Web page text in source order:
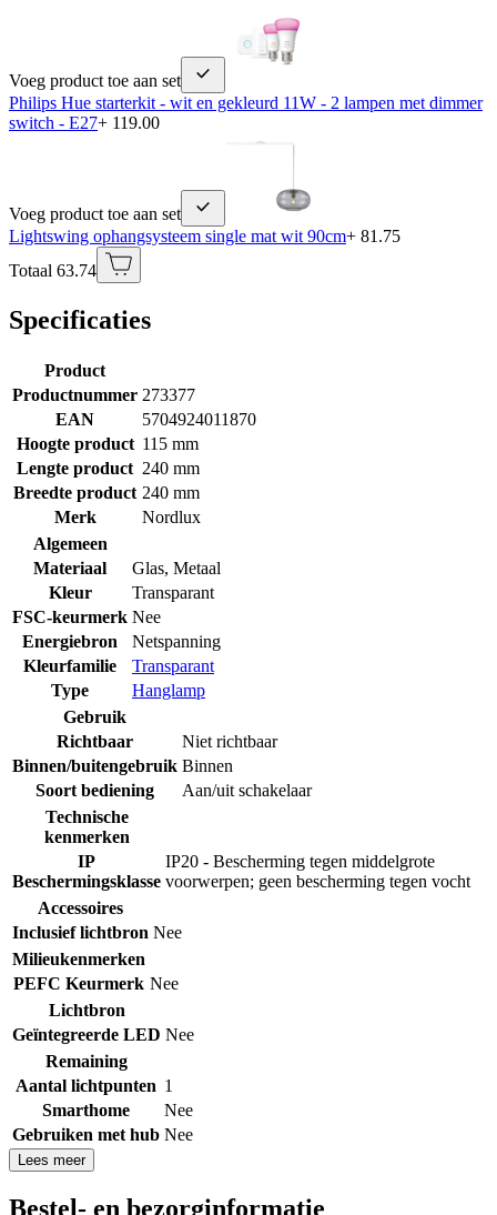
Voeg product toe aan set
Philips Hue starterkit - wit en gekleurd 11W - 2 lampen met dimmer
switch - E27+ 119.00
Voeg product toe aan set
Lightswing ophangsysteem single mat wit 90cm+ 81.75
Totaal 63.74
Specificaties
Product
Productnummer 273377
EAN
5704924011870
Hoogte product 115 mm
Lengte product 240 mm
Breedte product 240 mm
Merk
Nordlux
Algemeen
Materiaal
Glas, Metaal
Kleur
Transparant
FSC-keurmerk Nee
Energiebron
Netspanning
Kleurfamilie
Transparant
Type
Hanglamp
Gebruik
Richtbaar
Niet richtbaar
Binnen/buitengebruik Binnen
Soort bediening
Aan/uit schakelaar
Technische
kenmerken
IP
Beschermingsklasse
IP20 - Bescherming tegen middelgrote
voorwerpen; geen bescherming tegen vocht
Accessoires
Inclusief lichtbron Nee
Milieukenmerken
PEFC Keurmerk Nee
Lichtbron
Geïntegreerde LED Nee
Remaining
Aantal lichtpunten 1
Smarthome
Nee
Gebruiken met hub Nee
Lees meer
Bestel- en bezorginformatie